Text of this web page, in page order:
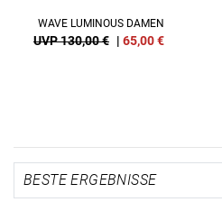
WAVE LUMINOUS DAMEN
UVP 130,00 € | 65,00€